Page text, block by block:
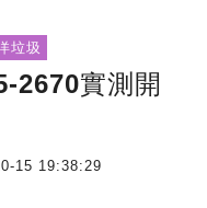
垃圾
2670實測開
15 19:38:29